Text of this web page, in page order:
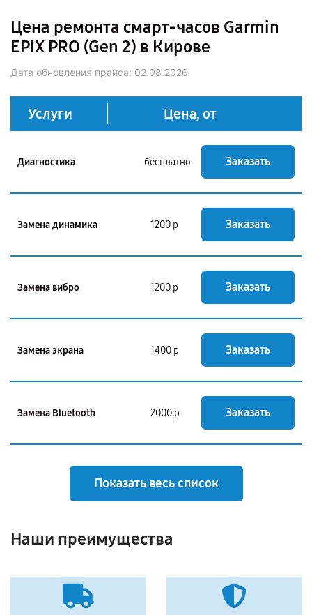
Цена ремонта смарт-часов Garmin
EPIX PRO (Gen 2) в Кирове
Дата обновления прайса: 02.08.2026
Услуги Цена, от
Диагностика бесплатно Заказать
Замена динамика 1200 р Заказать
Замена вибро 1200 р Заказать
Замена экрана 1400 р Заказать
Замена Bluetooth 2000 р Заказать
Показать весь список
Наши преимущества